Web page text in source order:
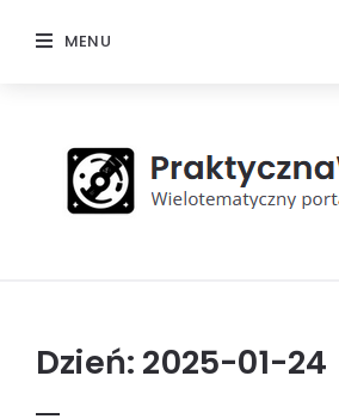
MENU
Dzień: 2025-01-24